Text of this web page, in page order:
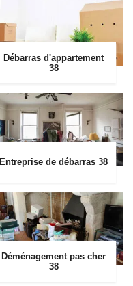
Débarras d'appartement
38
Entreprise de débarras 38
Déménagement pas cher
38